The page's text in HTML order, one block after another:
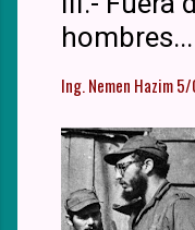
hombres...
Ing. Nemen Hazim5/